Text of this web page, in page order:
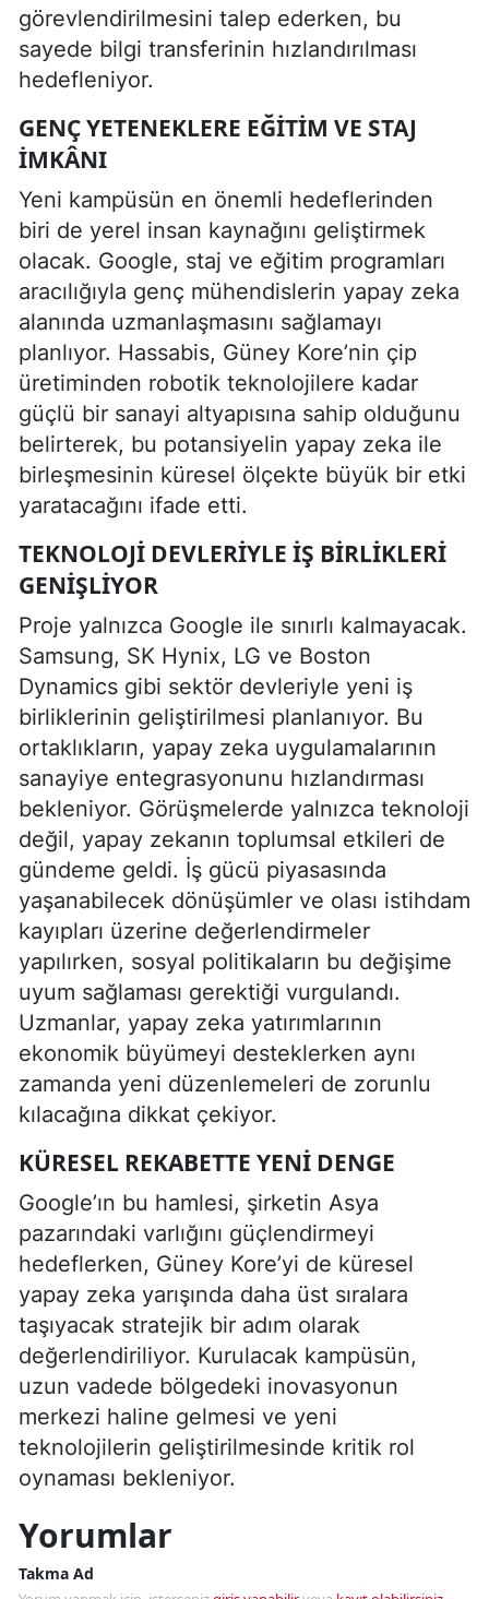
görevlendirilmesini talep ederken, bu
sayede bilgi transferinin hızlandırılması
hedefleniyor.
GENÇ YETENEKLERE EĞITIM VE STAJ
IMKÂNI
Yeni kampüsün en önemli hedeflerinden
biri de yerel insan kaynağını geliştirmek
olacak. Google, staj ve eğitim programları
aracılığıyla genç mühendislerin yapay zeka
alanında uzmanlaşmasını sağlamayı
planlıyor. Hassabis, Güney Kore’nin çip
üretiminden robotik teknolojilere kadar
güçlü bir sanayi altyapısına sahip olduğunu
belirterek, bu potansiyelin yapay zeka ile
birleşmesinin küresel ölçekte büyük bir etki
yaratacağını ifade etti.
TEKNOLOJI DEVLERIYLE IŞ BIRLIKLERI
GENIŞLIYOR
Proje yalnızca Google ile sınırlı kalmayacak.
Samsung, SK Hynix, LG ve Boston
Dynamics gibi sektör devleriyle yeni iş
birliklerinin geliştirilmesi planlanıyor. Bu
ortaklıkların, yapay zeka uygulamalarının
sanayiye entegrasyonunu hızlandırması
bekleniyor. Görüşmelerde yalnızca teknoloji
değil, yapay zekanın toplumsal etkileri de
gündeme geldi. İş gücü piyasasında
yaşanabilecek dönüşümler ve olası istihdam
kayıpları üzerine değerlendirmeler
yapılırken, sosyal politikaların bu değişime
uyum sağlaması gerektiği vurgulandı.
Uzmanlar, yapay zeka yatırımlarının
ekonomik büyümeyi desteklerken aynı
zamanda yeni düzenlemeleri de zorunlu
kılacağına dikkat çekiyor.
KÜRESEL REKABETTE YENI DENGE
Google’ın bu hamlesi, şirketin Asya
pazarındaki varlığını güçlendirmeyi
hedeflerken, Güney Kore’yi de küresel
yapay zeka yarışında daha üst sıralara
taşıyacak stratejik bir adım olarak
değerlendiriliyor. Kurulacak kampüsün,
uzun vadede bölgedeki inovasyonun
merkezi haline gelmesi ve yeni
teknolojilerin geliştirilmesinde kritik rol
oynaması bekleniyor.
Yorumlar
Takma Ad